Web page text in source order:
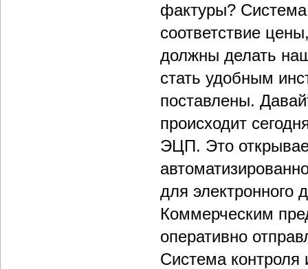
фактуры? Система
соответствие
должны делать
стать удобным
поставлены.
происходит
ЭЦП. Это
для электронного
Коммерческим
оперативно
Система контроля